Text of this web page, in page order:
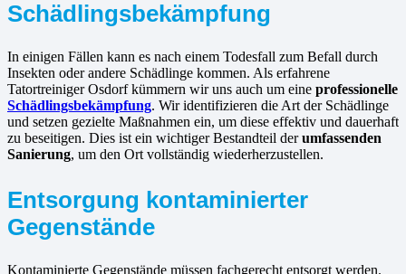
Schädlingsbekämpfung
In einigen Fällen kann es nach einem Todesfall zum Befall durch
Insekten oder andere Schädlinge kommen. Als erfahrene
Tatortreiniger Osdorf kümmern wir uns auch um eine professionelle
Schädlingsbekämpfung. Wir identifizieren die Art der Schädlinge
und setzen gezielte Maßnahmen ein, um diese effektiv und dauerhaft
zu beseitigen. Dies ist ein wichtiger Bestandteil derumfassenden
Sanierung, um den Ort vollständig wiederherzustellen.
Entsorgung kontaminierter
Gegenstände
Kontaminierte Gegenstände müssen fachgerecht entsorgt werden.